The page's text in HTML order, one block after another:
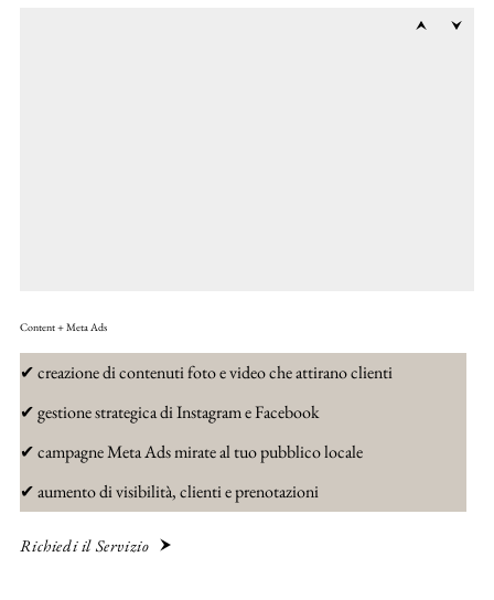
Content + Meta Ads
✔ creazione di contenuti foto e video che attirano clienti
✔ gestione strategica di Instagram e Facebook
✔ campagne Meta Ads mirate al tuo pubblico locale
✔ aumento di visibilità, clienti e prenotazioni
Richiedi il Servizio